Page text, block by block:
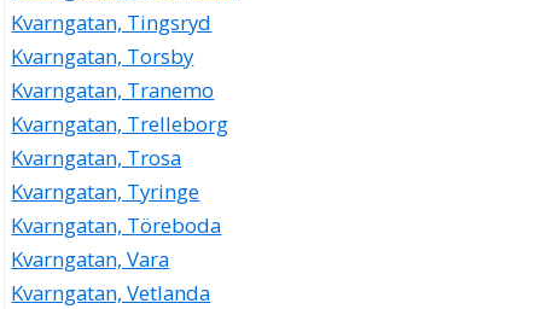
Kvarngatan, Tingsryd
Kvarngatan, Torsby
Kvarngatan, Tranemo
Kvarngatan, Trelleborg
Kvarngatan, Trosa
Kvarngatan, Tyringe
Kvarngatan, Töreboda
Kvarngatan, Vara
Kvarngatan, Vetlanda